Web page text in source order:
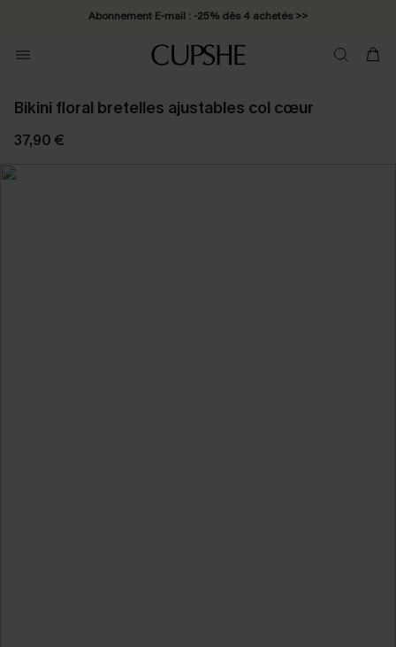
Abonnement E-mail : -25% dès 4 achetés >>
Bikini floral bretelles ajustables col cœur
37,90 €